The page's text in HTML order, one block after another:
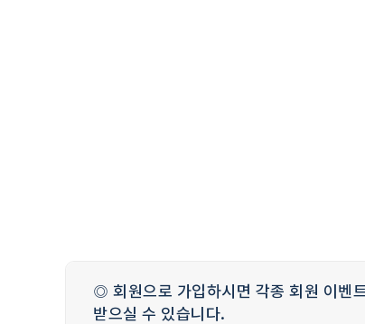
◎ 회원으로 가입하시면 각종 회원 이벤
받으실 수 있습니다.